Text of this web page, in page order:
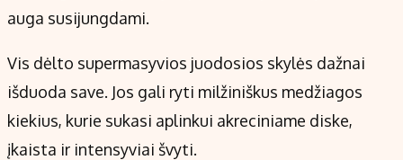
auga susijungdami.
Vis dėlto supermasyvios juodosios skylės dažnai
išduoda save. Jos gali ryti milžiniškus medžiagos
kiekius, kurie sukasi aplinkui akreciniame diske,
įkaista ir intensyviai švyti.